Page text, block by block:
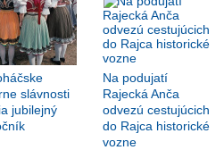
slávnosti
jubilejný
Na podujatí
Rajecká Anča
odvezú cestujúcich
do Rajca historické
vozne